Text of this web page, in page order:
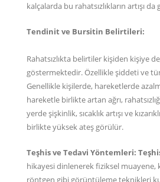
kalçalarda bu rahatsızlıkların artışı
Tendinit ve Bursitin Belirtileri:
Rahatsızlıkta belirtiler kişiden kişiye
göstermektedir. Özellikle şiddeti ve
Genellikle kişilerde, hareketlerde
hareketle birlikte artan ağrı,
yerde şişkinlik, sıcaklık artışı ve
birlikte yüksek ateş görülür.
Teşhis ve Tedavi Yöntemleri:
hikayesi dinlenerek fiziksel muayene,
röntgen gibi görüntüleme teknikleri